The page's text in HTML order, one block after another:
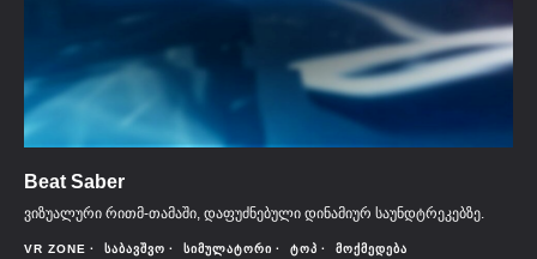
Beat Saber
ვიზუალური რითმ-თამაში, დაფუძნებული დინამიურ საუნდტრეკებზე.
VR ZONE ᲡᲐᲑᲐᲕᲨᲕᲝ ᲡᲘᲛᲣᲚᲐᲢᲝᲠᲘ ᲢᲝᲞ ᲛᲝᲥᲛᲔᲓᲔᲑᲐ